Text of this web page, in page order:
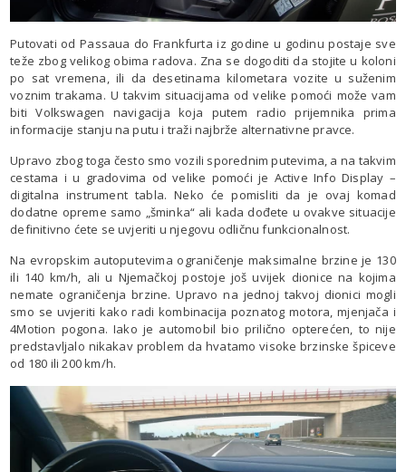
Putovati od Passaua do Frankfurta iz godine u godinu postaje sve
teže zbog velikog obima radova. Zna se dogoditi da stojite u koloni
po sat vremena, ili da desetinama kilometara vozite u suženim
voznim trakama. U takvim situacijama od velike pomoći može vam
biti Volkswagen navigacija koja putem radio prijemnika prima
informacije stanju na putu i traži najbrže alternativne pravce.
Upravo zbog toga često smo vozili sporednim putevima, a na takvim
cestama i u gradovima od velike pomoći je Active Info Display –
digitalna instrument tabla. Neko će pomisliti da je ovaj komad
dodatne opreme samo „šminka“ ali kada dođete u ovakve situacije
definitivno ćete se uvjeriti u njegovu odličnu funkcionalnost.
Na evropskim autoputevima ograničenje maksimalne brzine je 130
ili 140 km/h, ali u Njemačkoj postoje još uvijek dionice na kojima
nemate ograničenja brzine. Upravo na jednoj takvoj dionici mogli
smo se uvjeriti kako radi kombinacija poznatog motora, mjenjača i
4Motion pogona. Iako je automobil bio prilično opterećen, to nije
predstavljalo nikakav problem da hvatamo visoke brzinske špiceve
od 180 ili 200 km/h.